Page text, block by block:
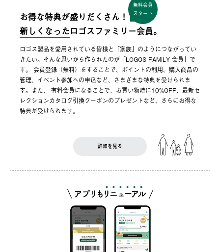
お得な特典が盛りだくさん！
無料会員
スタート
新しくなった ロゴスファミリー会員。
ロゴス製品を愛用されている皆様と「家族」のようにつながってい
きたい。そんな思いから作られたのが「LOGOS FAMILY 会員」で
す。 会員登録（無料）をすることで、ポイントの利用、購入商品の
管理、イベント参加への申込など、さまざまな特典を受けられま
す。また、 有料会員になることで、お買い物時に10%OFF、最新セ
レクションカタログ引換クーポンのプレゼントなど、さらにお得な
特典が受けられます。
詳細を見る